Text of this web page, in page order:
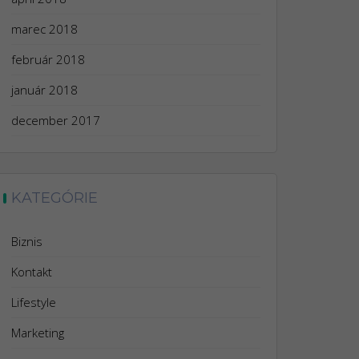
marec 2018
február 2018
január 2018
december 2017
KATEGÓRIE
Biznis
Kontakt
Lifestyle
Marketing